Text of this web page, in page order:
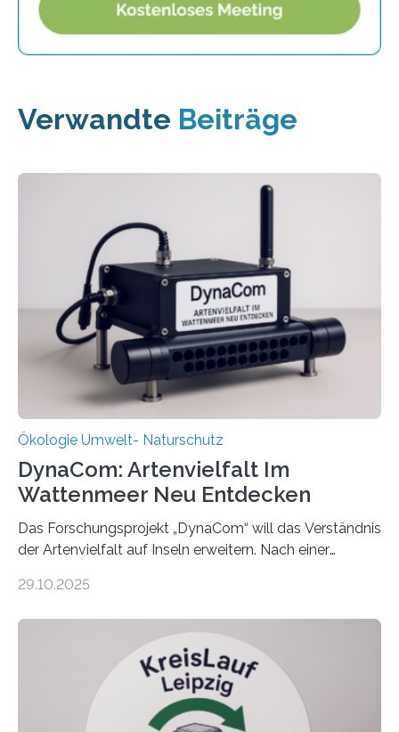
Verwandte Beiträge
Ökologie Umwelt- Naturschutz
DynaCom: Artenvielfalt Im
Wattenmeer Neu Entdecken
Das Forschungsprojekt „DynaCom“ will das Verständnis
der Artenvielfalt auf Inseln erweitern. Nach einer
Beobachtungen im Wattenmeer ist nun eine große
Oldenburg befassen sich insbesondere damit, wie ein
Ökosystem gedeiht – und wie sich dieser Prozess
verlässlich prognostizieren lässt. Grünes Licht für
„DynaCom“: Die Deutsche Forschungsgemeinschaft
(DFG) fördert das Anfang 2019 gestartete
29.10.2025